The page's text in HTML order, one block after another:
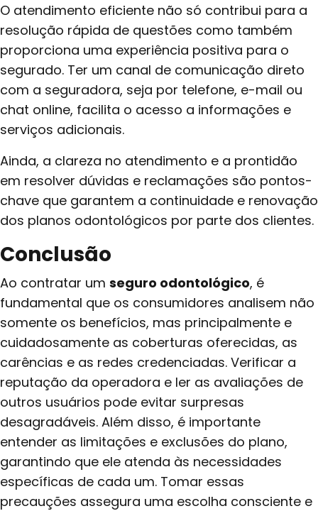
O atendimento eficiente não só contribui para a
resolução rápida de questões como também
proporciona uma experiência positiva para o
segurado. Ter um canal de comunicação direto
com a seguradora, seja por telefone, e-mail ou
chat online, facilita o acesso a informações e
serviços adicionais.
Ainda, a clareza no atendimento e a prontidão
em resolver dúvidas e reclamações são pontos-
chave que garantem a continuidade e renovação
dos planos odontológicos por parte dos clientes.
Conclusão
Ao contratar um seguro odontológico, é
fundamental que os consumidores analisem não
somente os benefícios, mas principalmente e
cuidadosamente as coberturas oferecidas, as
carências e as redes credenciadas. Verificar a
reputação da operadora e ler as avaliações de
outros usuários pode evitar surpresas
desagradáveis. Além disso, é importante
entender as limitações e exclusões do plano,
garantindo que ele atenda às necessidades
específicas de cada um. Tomar essas
precauções assegura uma escolha consciente e